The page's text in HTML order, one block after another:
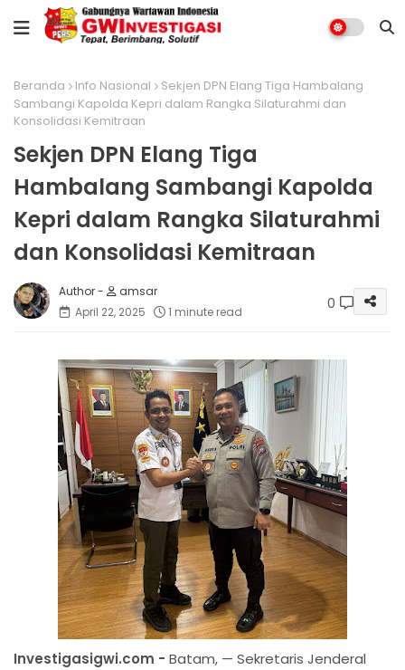
Beranda Info Nasional
Sekjen DPN Elang Tiga Hambalang
Sambangi Kapolda Kepri dalam Rangka Silaturahmi dan
Konsolidasi Kemitraan
Sekjen DPN Elang Tiga
Hambalang Sambangi Kapolda
Kepri dalam Rangka Silaturahmi
dan Konsolidasi Kemitraan
amsar
April 22, 2025
1 minute read 0
Investigasigwi.com - Batam, — Sekretaris Jenderal